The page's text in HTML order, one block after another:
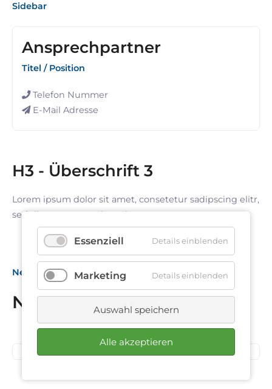
Sidebar
Ansprechpartner
Titel / Position
Telefon Nummer
E-Mail Adresse
H3 - Überschrift 3
Lorem ipsum dolor sit amet, consetetur sadipscing elitr,
sed diam nonumy eirmod tempor.
News
News Variante 3
28. November 2024
Spendenübergabe
Kältebus
07. November 2024
Essenziell Details einblenden
Marketing Details einblenden
Auswahl speichern
Alle akzeptieren